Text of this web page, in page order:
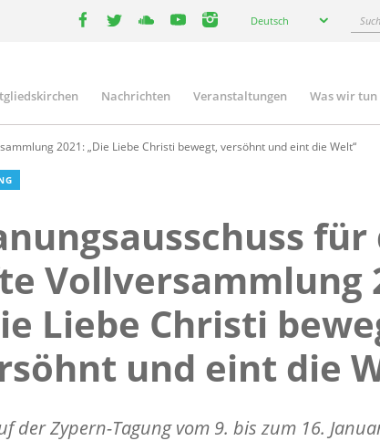
Deutsch
Nachrichten Veranstaltungen Was wir tun
2021: „Die Liebe Christi bewegt, versöhnt und eint die Welt“
für
Vollversammlung
Liebe Christi
und eint die
der Zypern-Tagung vom 9. bis zum 16.